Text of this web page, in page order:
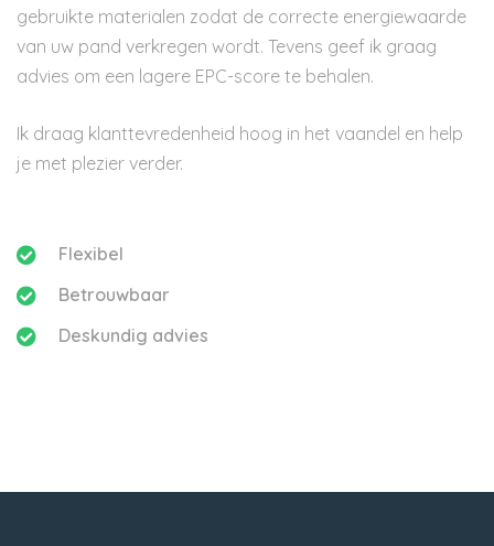
gebruikte materialen zodat de correcte energiewaarde
van uw pand verkregen wordt. Tevens geef ik graag
advies om een lagere EPC-score te behalen.
Ik draag klanttevredenheid hoog in het vaandel en help
je met plezier verder.
Flexibel
Betrouwbaar
Deskundig advies